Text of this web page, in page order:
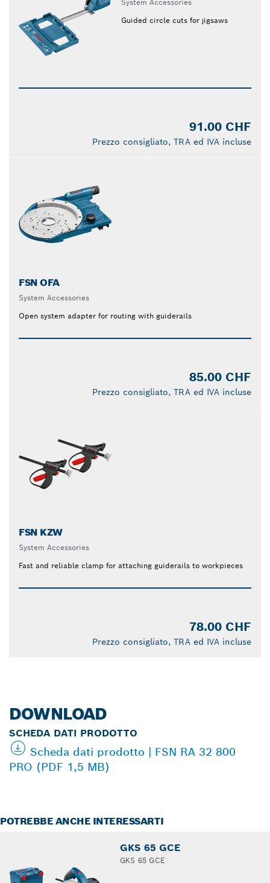
System Accessories
Guided circle cuts for jigsaws
91.00 CHF
Prezzo consigliato, TRA ed IVA incluse
FSN OFA
System Accessories
Open system adapter for routing with guiderails
85.00 CHF
Prezzo consigliato, TRA ed IVA incluse
FSN KZW
System Accessories
Fast and reliable clamp for attaching guiderails to workpieces
78.00 CHF
Prezzo consigliato, TRA ed IVA incluse
DOWNLOAD
SCHEDA DATI PRODOTTO
Scheda dati prodotto | FSN RA 32 800
PRO (PDF 1,5 MB)
POTREBBE ANCHE INTERESSARTI
GKS 65 GCE
GKS 65 GCE